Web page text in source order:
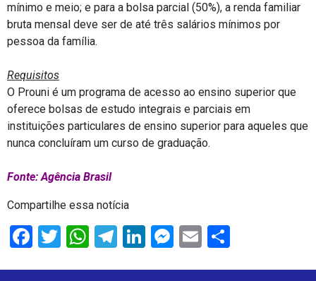
mínimo e meio; e para a bolsa parcial (50%), a renda familiar
bruta mensal deve ser de até três salários mínimos por
pessoa da família.
Requisitos
O Prouni é um programa de acesso ao ensino superior que
oferece bolsas de estudo integrais e parciais em
instituições particulares de ensino superior para aqueles que
nunca concluíram um curso de graduação.
Fonte: Agência Brasil
Compartilhe essa notícia
Facebook
Twitter
WhatsApp
Telegram
LinkedIn
Messenger
Email